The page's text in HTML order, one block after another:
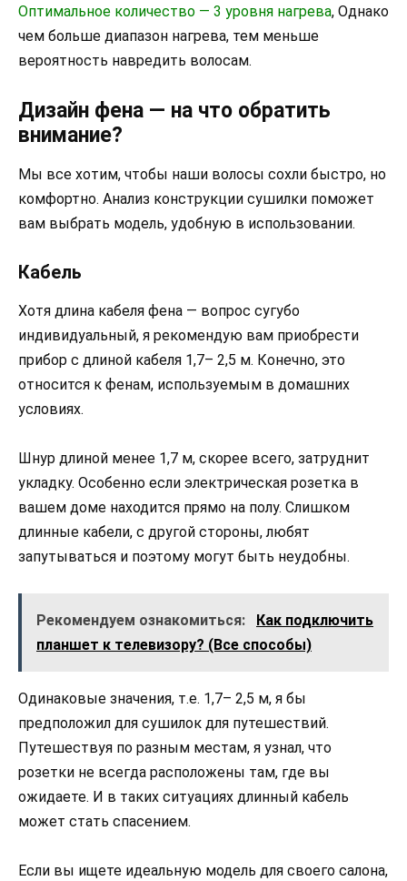
Оптимальное количество — 3 уровня нагрева, Однако
чем больше диапазон нагрева, тем меньше
вероятность навредить волосам.
Дизайн фена — на что обратить
внимание?
Мы все хотим, чтобы наши волосы сохли быстро, но
комфортно. Анализ конструкции сушилки поможет
вам выбрать модель, удобную в использовании.
Кабель
Хотя длина кабеля фена — вопрос сугубо
индивидуальный, я рекомендую вам приобрести
прибор с длиной кабеля 1,7– 2,5 м. Конечно, это
относится к фенам, используемым в домашних
условиях.
Шнур длиной менее 1,7 м, скорее всего, затруднит
укладку. Особенно если электрическая розетка в
вашем доме находится прямо на полу. Слишком
длинные кабели, с другой стороны, любят
запутываться и поэтому могут быть неудобны.
Рекомендуем ознакомиться:
Как подключить
планшет к телевизору? (Все способы)
Одинаковые значения, т.е. 1,7– 2,5 м, я бы
предположил для сушилок для путешествий.
Путешествуя по разным местам, я узнал, что
розетки не всегда расположены там, где вы
ожидаете. И в таких ситуациях длинный кабель
может стать спасением.
Если вы ищете идеальную модель для своего салона,